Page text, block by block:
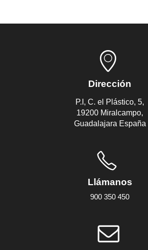
Dirección
P.I, C. el Plástico, 5,
19200 Miralcampo,
Guadalajara España
Llámanos
900 350 450